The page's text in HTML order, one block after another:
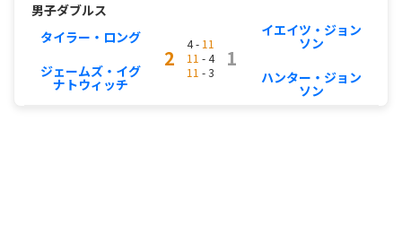
男子ダブルス
タイラー・ロング
ジェームズ・イグ
ナトウィッチ
2
4 - 11
11 - 4
11 - 3
1
イエイツ・ジョン
ソン
ハンター・ジョン
ソン